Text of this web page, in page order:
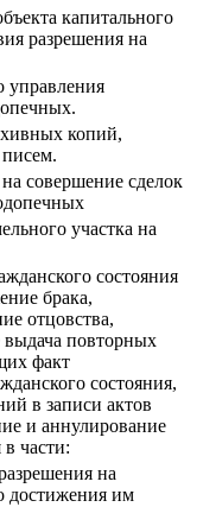
капитального
разрешения на
управления
копий,
совершение сделок
участка на
состояния
брака,
отцовства,
выдача повторных
факт
состояния,
в записи актов
и аннулирование
в части:
на
достижения им